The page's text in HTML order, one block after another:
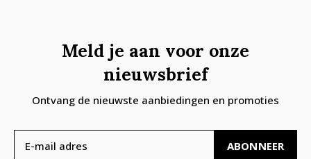
Meld je aan voor onze
nieuwsbrief
Ontvang de nieuwste aanbiedingen en promoties
ABONNEER